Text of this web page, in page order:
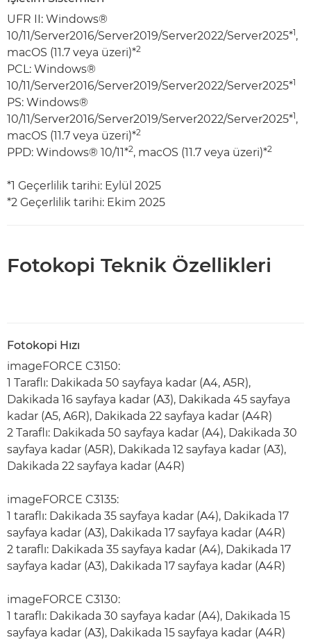
UFR II: Windows®
10/11/Server2016/Server2019/Server2022/Server2025*1,
macOS (11.7 veya üzeri)*2
PCL: Windows®
10/11/Server2016/Server2019/Server2022/Server2025*1
PS: Windows®
10/11/Server2016/Server2019/Server2022/Server2025*1,
macOS (11.7 veya üzeri)*2
PPD: Windows® 10/11*2, macOS (11.7 veya üzeri)*2
*1 Geçerlilik tarihi: Eylül 2025
*2 Geçerlilik tarihi: Ekim 2025
Fotokopi Teknik Özellikleri
Fotokopi Hızı
imageFORCE C3150:
1 Taraflı: Dakikada 50 sayfaya kadar (A4, A5R),
Dakikada 16 sayfaya kadar (A3), Dakikada 45 sayfaya
kadar (A5, A6R), Dakikada 22 sayfaya kadar (A4R)
2 Taraflı: Dakikada 50 sayfaya kadar (A4), Dakikada 30
sayfaya kadar (A5R), Dakikada 12 sayfaya kadar (A3),
Dakikada 22 sayfaya kadar (A4R)
imageFORCE C3135:
1 taraflı: Dakikada 35 sayfaya kadar (A4), Dakikada 17
sayfaya kadar (A3), Dakikada 17 sayfaya kadar (A4R)
2 taraflı: Dakikada 35 sayfaya kadar (A4), Dakikada 17
sayfaya kadar (A3), Dakikada 17 sayfaya kadar (A4R)
imageFORCE C3130:
1 taraflı: Dakikada 30 sayfaya kadar (A4), Dakikada 15
sayfaya kadar (A3), Dakikada 15 sayfaya kadar (A4R)